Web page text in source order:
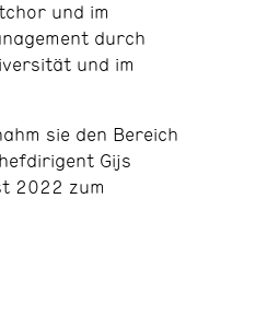
und im
durch
und im
sie den Bereich
Gijs
2022 zum